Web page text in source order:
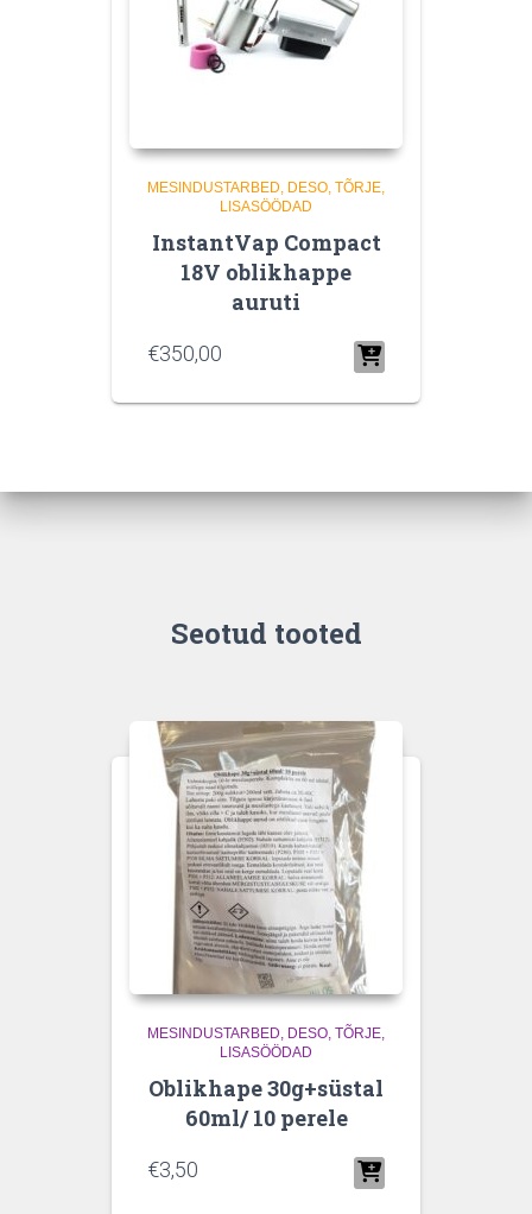
MESINDUSTARBED DESO, TÕRJE,
LISASÖÖDAD
InstantVap Compact
18V oblikhappe
auruti
€350,00
Seotud tooted
MESINDUSTARBED DESO, TÕRJE,
LISASÖÖDAD
Oblikhape 30g+süstal
60ml/ 10 perele
€3,50